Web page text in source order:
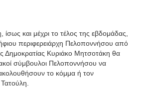
και μέχρι το τέλος της εβδομάδας,
περιφερειάρχη Πελοποννήσου από
Δημοκρατίας Κυριάκο Μητσοτάκη θα
σύμβουλοι Πελοποννήσου να
το κόμμα ή τον